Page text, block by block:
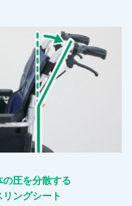
の圧を分散する
リングシート